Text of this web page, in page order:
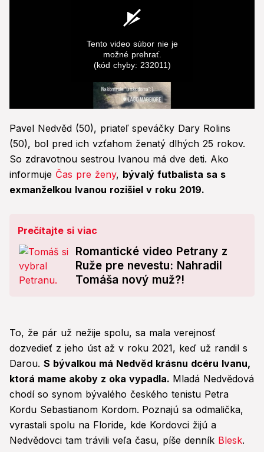
of
0
seconds
Tento video súbor nie je
možné prehrať.
(kód chyby: 232011)
Pavel Nedvěd (50), priateľ speváčky Dary Rolins
(50), bol pred ich vzťahom ženatý dlhých 25 rokov.
So zdravotnou sestrou Ivanou má dve deti. Ako
informuje Čas pre ženy, bývalý futbalista sa s
exmanželkou Ivanou rozišiel v roku 2019.
Prečítajte si viac
Romantické video Petrany z
Ruže pre nevestu: Nahradil
Tomáša nový muž?!
To, že pár už nežije spolu, sa mala verejnosť
dozvedieť z jeho úst až v roku 2021, keď už randil s
Darou. S bývalkou má Nedvěd krásnu dcéru Ivanu,
ktorá mame akoby z oka vypadla. Mladá Nedvědová
chodí so synom bývalého českého tenistu Petra
Kordu Sebastianom Kordom. Poznajú sa odmalička,
vyrastali spolu na Floride, kde Kordovci žijú a
Nedvědovci tam trávili veľa času, píše denník Blesk.